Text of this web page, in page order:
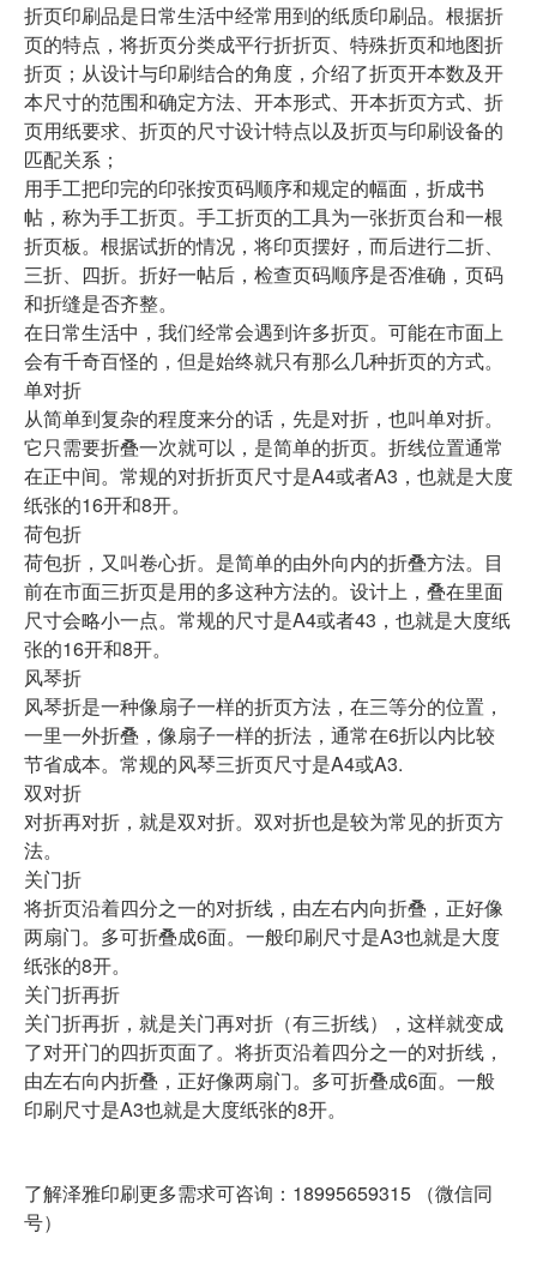
折页印刷品是日常生活中经常用到的纸质印刷品。根据折
页的特点，将折页分类成平行折折页、特殊折页和地图折
折页；从设计与印刷结合的角度，介绍了折页开本数及开
本尺寸的范围和确定方法、开本形式、开本折页方式、折
页用纸要求、折页的尺寸设计特点以及折页与印刷设备的
匹配关系；
用手工把印完的印张按页码顺序和规定的幅面，折成书
帖，称为手工折页。手工折页的工具为一张折页台和一根
折页板。根据试折的情况，将印页摆好，而后进行二折、
三折、四折。折好一帖后，检查页码顺序是否准确，页码
和折缝是否齐整。
在日常生活中，我们经常会遇到许多折页。可能在市面上
会有千奇百怪的，但是始终就只有那么几种折页的方式。
单对折
从简单到复杂的程度来分的话，先是对折，也叫单对折。
它只需要折叠一次就可以，是简单的折页。折线位置通常
在正中间。常规的对折折页尺寸是A4或者A3，也就是大度
纸张的16开和8开。
荷包折
荷包折，又叫卷心折。是简单的由外向内的折叠方法。目
前在市面三折页是用的多这种方法的。设计上，叠在里面
尺寸会略小一点。常规的尺寸是A4或者43，也就是大度纸
张的16开和8开。
风琴折
风琴折是一种像扇子一样的折页方法，在三等分的位置，
一里一外折叠，像扇子一样的折法，通常在6折以内比较
节省成本。常规的风琴三折页尺寸是A4或A3.
双对折
对折再对折，就是双对折。双对折也是较为常见的折页方
法。
关门折
将折页沿着四分之一的对折线，由左右内向折叠，正好像
两扇门。多可折叠成6面。一般印刷尺寸是A3也就是大度
纸张的8开。
关门折再折
关门折再折，就是关门再对折（有三折线），这样就变成
了对开门的四折页面了。将折页沿着四分之一的对折线，
由左右向内折叠，正好像两扇门。多可折叠成6面。一般
印刷尺寸是A3也就是大度纸张的8开。
了解泽雅印刷更多需求可咨询：18995659315 （微信同
号）